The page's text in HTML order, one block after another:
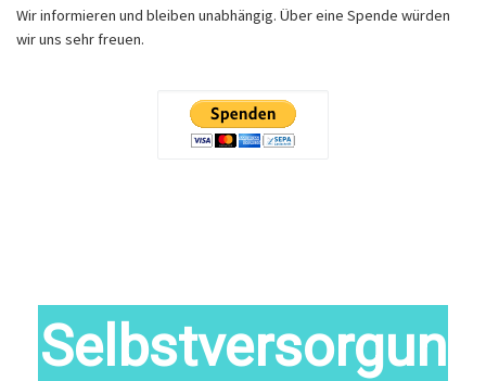
Wir informieren und bleiben unabhängig. Über eine Spende würden
wir uns sehr freuen.
Selbstversorgun